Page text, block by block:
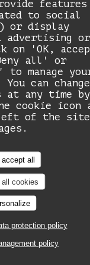
features
to social
or display
advertising or
on 'OK,
all' or
to manage
can change
at any time by
cookie icon
of the site
all
all cookies
protection policy
policy
justes et
assiette
d'un amour
l'équipe
Nous
heureuse
endroit à